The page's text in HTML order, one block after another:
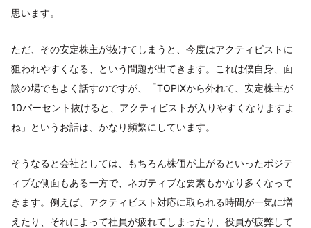
思います。
ただ、その安定株主が抜けてしまうと、今度はアクティビストに
狙われやすくなる、という問題が出てきます。これは僕自身、面
談の場でもよく話すのですが、「TOPIXから外れて、安定株主が
10パーセント抜けると、アクティビストが入りやすくなりますよ
ね」というお話は、かなり頻繁にしています。
そうなると会社としては、もちろん株価が上がるといったポジテ
ィブな側面もある一方で、ネガティブな要素もかなり多くなって
きます。例えば、アクティビスト対応に取られる時間が一気に増
えたり、それによって社員が疲れてしまったり、役員が疲弊して